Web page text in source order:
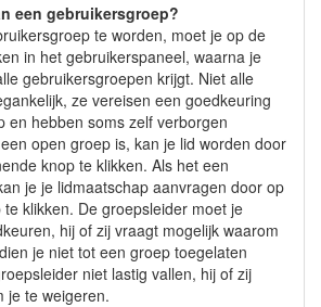
een gebruikersgroep?
te worden, moet je op de
in het gebruikerspaneel, waarna je
gebruikersgroepen krijgt. Niet alle
ze vereisen een goedkeuring
en hebben soms zelf verborgen
open groep is, kan je lid worden door
knop te klikken. Als het een
je je lidmaatschap aanvragen door op
klikken. De groepsleider moet je
hij of zij vraagt mogelijk waarom
je niet tot een groep toegelaten
niet lastig vallen, hij of zij
je te weigeren.